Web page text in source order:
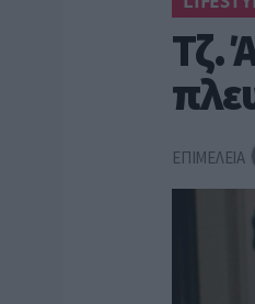
Τζ.
ΕΠΙΜΕΛΕΙΑ